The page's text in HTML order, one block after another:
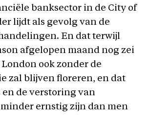
banksector in de City of
lijdt als gevolg van de
En dat terwijl
afgelopen maand nog zei
ook zonder de
zal blijven floreren, en dat
de verstoring van
ernstig zijn dan men